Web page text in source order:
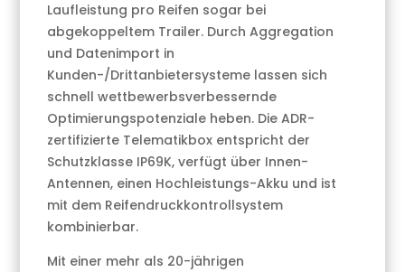
Laufleistung pro Reifen sogar bei
abgekoppeltem Trailer. Durch Aggregation
und Datenimport in
Kunden-/Drittanbietersysteme lassen sich
schnell wettbewerbsverbessernde
Optimierungspotenziale heben. Die ADR-
zertifizierte Telematikbox entspricht der
Schutzklasse IP69K, verfügt über Innen-
Antennen, einen Hochleistungs-Akku und ist
mit dem Reifendruckkontrollsystem
kombinierbar.
Mit einer mehr als 20-jährigen